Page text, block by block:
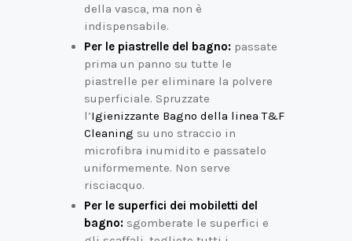
della vasca, ma non è
indispensabile.
Per le piastrelle del bagno:passate
prima un panno su tutte le
piastrelle per eliminare la polvere
superficiale. Spruzzate
l’Igienizzante Bagno della linea T&F
Cleaning su uno straccio in
microfibra inumidito e passatelo
uniformemente. Non serve
risciacquo.
Per le superfici dei mobiletti del
bagno:sgomberate le superfici e